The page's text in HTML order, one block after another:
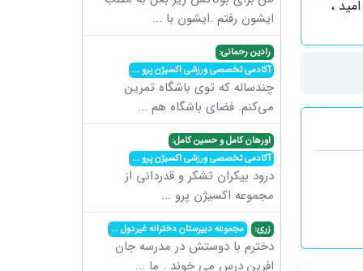
،
ایشون رفتم .ایشون با ...
رادین رحمانی:
آکادمی تخصصی ورزشی اکسیژن پرو...
چندساله که توی باشگاه تمرین
می‌کنم. فضای باشگاه هم ...
اورهان کامل و حسین کامل:
آکادمی تخصصی ورزشی اکسیژن پرو...
درود بیکران تشکر و قدردانی از
مجموعه اکسیژن پرو ...
زری: مجموعه دبیرستان دخترانه غیردول...
دخترم با دوستش در مدرسه جان
افرین درس می خوند . ما ...